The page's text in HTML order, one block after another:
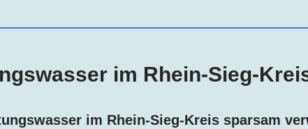
im Rhein-Sieg-
im Rhein-Sieg-Kreis sparsam